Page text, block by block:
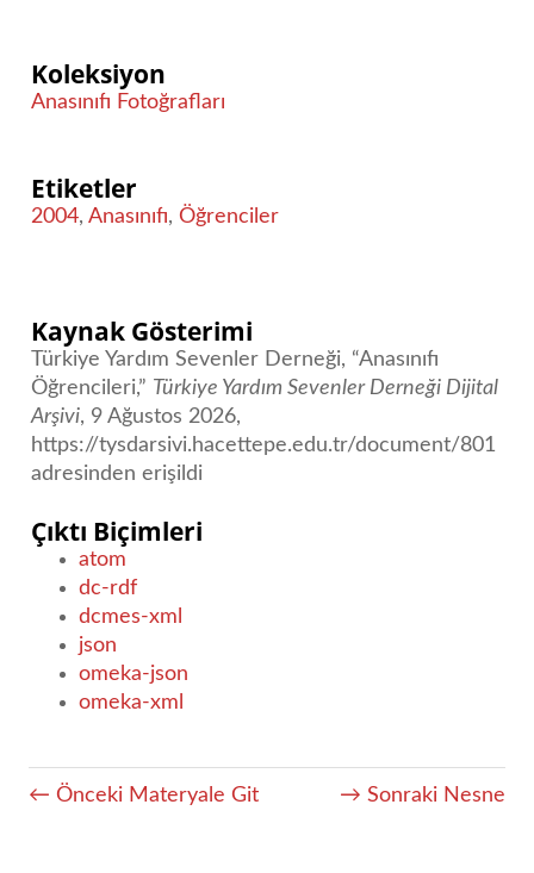
Koleksiyon
Anasınıfı Fotoğrafları
Etiketler
2004,Anasınıfı,Öğrenciler
Kaynak Gösterimi
Türkiye Yardım Sevenler Derneği, “Anasınıfı
Öğrencileri,” Türkiye Yardım Sevenler Derneği Dijital
Arşivi, 9 Ağustos 2026,
https://tysdarsivi.hacettepe.edu.tr/document/801
adresinden erişildi
Çıktı Biçimleri
atom
dc-rdf
dcmes-xml
json
omeka-json
omeka-xml
← Önceki Materyale Git → Sonraki Nesne